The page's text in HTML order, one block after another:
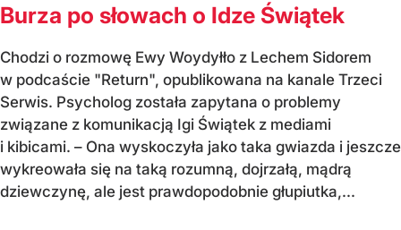
Burza po słowach o Idze Świątek
Chodzi o rozmowę Ewy Woydyłło z Lechem Sidorem
w podcaście "Return", opublikowana na kanale Trzeci
Serwis. Psycholog została zapytana o problemy
związane z komunikacją Igi Świątek z mediami
i kibicami. – Ona wyskoczyła jako taka gwiazda i jeszcze
wykreowała się na taką rozumną, dojrzałą, mądrą
dziewczynę, ale jest prawdopodobnie głupiutka,...